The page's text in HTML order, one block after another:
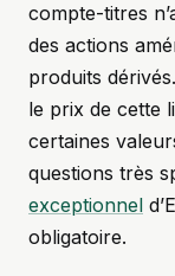
compte-titres
des actions
produits
le prix de cette
certaines
questions très
exceptionnel
obligatoire.